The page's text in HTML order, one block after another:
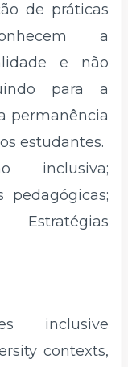
de práticas
a
e não
para a
permanência
estudantes.
inclusiva;
pedagógicas;
inclusive
contexts,